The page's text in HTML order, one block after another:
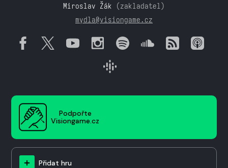
Miroslav Žák (zakladatel)
mydla@visiongame.cz
Podpořte
Visiongame.cz
Přidat hru